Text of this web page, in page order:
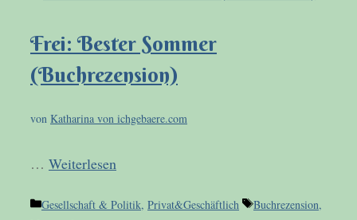
Frei: Bester Sommer
(Buchrezension)
von Katharina von ichgebaere.com
… Weiterlesen
Kategorien
Gesellschaft & Politik, Privat&Geschäftlich Schlagwörter
Buchrezension,